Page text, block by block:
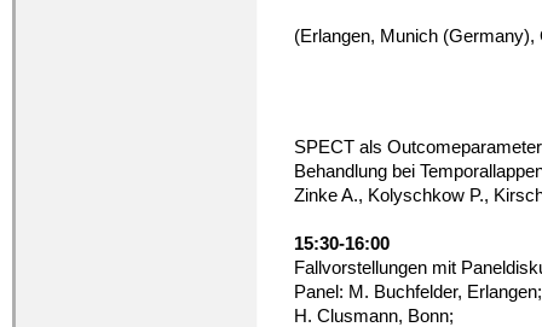
(Erlangen, Munich (Germany),
SPECT als
Behandlung bei
Zinke A., Kolyschkow P.,
15:30-16:00
Fallvorstellungen mit
Panel: M. Buchfelder, Erlangen;
H. Clusmann, Bonn;